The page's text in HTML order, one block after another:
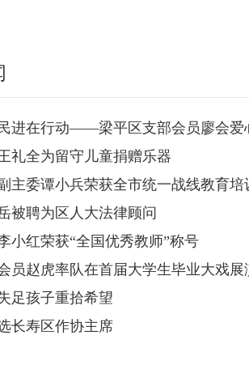
进在行动——梁平区支部会员廖会爱
礼全为留守儿童捐赠乐器
主委谭小兵荣获全市统一战线教育培
被聘为区人大法律顾问
小红荣获“全国优秀教师”称号
员赵虎率队在首届大学生毕业大戏展
足孩子重拾希望
长寿区作协主席